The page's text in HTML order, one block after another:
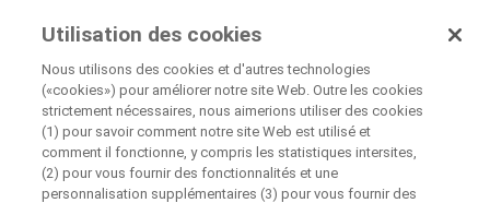
Essais Cliniques
Par Roche
Disease Area Overview
Cancer
Carcinoma
Hepatocellular CarcinomaFermer
Fermer
Fermer
Fermer
Utilisation des cookies
Nous utilisons des cookies et d'autres technologies
(«cookies») pour améliorer notre site Web. Outre les cookies
strictement nécessaires, nous aimerions utiliser des cookies
(1) pour savoir comment notre site Web est utilisé et
comment il fonctionne, y compris les statistiques intersites,
(2) pour vous fournir des fonctionnalités et une
personnalisation supplémentaires (3) pour vous fournir des